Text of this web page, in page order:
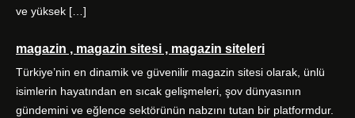
ve yüksek […]
magazin , magazin sitesi , magazin siteleri
Türkiye’nin en dinamik ve güvenilir magazin sitesi olarak, ünlü
isimlerin hayatından en sıcak gelişmeleri, şov dünyasının
gündemini ve eğlence sektörünün nabzını tutan bir platformdur.